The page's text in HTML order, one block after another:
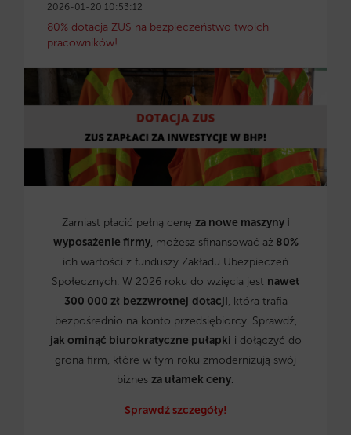
2026-01-20 10:53:12
80% dotacja ZUS na bezpieczeństwo twoich
pracowników!
Zamiast płacić pełną cenę za nowe maszyny i
wyposażenie firmy, możesz sfinansować aż80%
ich wartości z funduszy Zakładu Ubezpieczeń
Społecznych. W 2026 roku do wzięcia jest nawet
300 000 zł bezzwrotnej dotacji, która trafia
bezpośrednio na konto przedsiębiorcy. Sprawdź,
jak ominąć biurokratyczne pułapki i dołączyć do
grona firm, które w tym roku zmodernizują swój
biznes za ułamek ceny.
Sprawdź szczegóły!